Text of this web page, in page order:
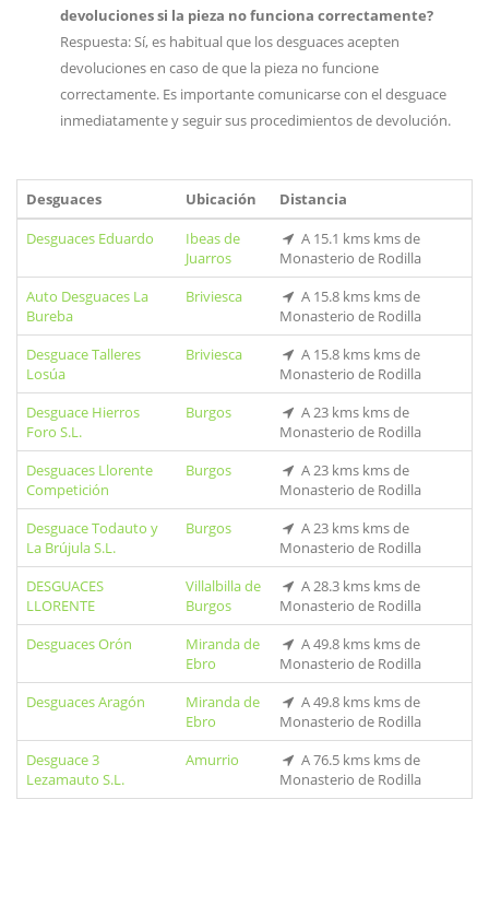
devoluciones si la pieza no funciona correctamente?
Respuesta: Sí, es habitual que los desguaces acepten
devoluciones en caso de que la pieza no funcione
correctamente. Es importante comunicarse con el desguace
inmediatamente y seguir sus procedimientos de devolución.
Desguaces Ubicación
Distancia
Desguaces Eduardo
Ibeas de
Juarros
A 15.1 kms kms de
Monasterio de Rodilla
Auto Desguaces La
Bureba
Briviesca
A 15.8 kms kms de
Monasterio de Rodilla
Desguace Talleres
Losúa
Briviesca
A 15.8 kms kms de
Monasterio de Rodilla
Desguace Hierros
Foro S.L.
Burgos
A 23 kms kms de
Monasterio de Rodilla
Desguaces Llorente
Competición
Burgos
A 23 kms kms de
Monasterio de Rodilla
Desguace Todauto y
La Brújula S.L.
Burgos
A 23 kms kms de
Monasterio de Rodilla
DESGUACES
LLORENTE
Villalbilla de
Burgos
A 28.3 kms kms de
Monasterio de Rodilla
Desguaces Orón
Miranda de
Ebro
A 49.8 kms kms de
Monasterio de Rodilla
Desguaces Aragón
Miranda de
Ebro
A 49.8 kms kms de
Monasterio de Rodilla
Desguace 3
Lezamauto S.L.
Amurrio
A 76.5 kms kms de
Monasterio de Rodilla